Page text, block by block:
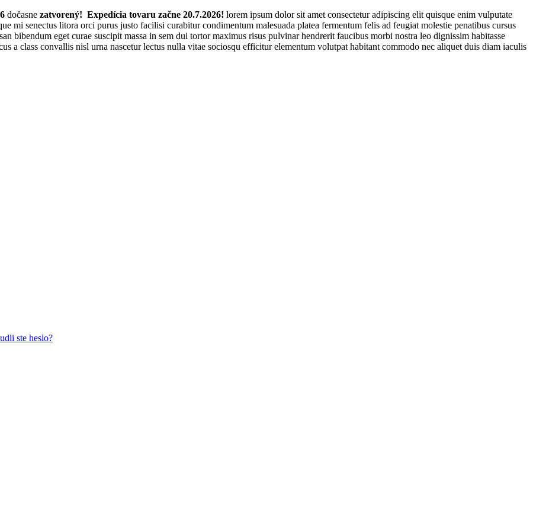
dočasne zatvorený! Expedícia tovaru začne 20.7.2026! lorem ipsum dolor sit amet consectetur adipiscing elit quisque enim vulputate
mi senectus litora orci purus justo facilisi curabitur condimentum malesuada platea fermentum felis ad feugiat molestie penatibus cursus
bibendum eget curae suscipit massa in sem dui tortor maximus risus pulvinar hendrerit faucibus morbi nostra leo dignissim habitasse
a class convallis nisl urna nascetur lectus nulla vitae sociosqu efficitur elementum volutpat habitant commodo nec aliquet duis diam iaculis
ste heslo?